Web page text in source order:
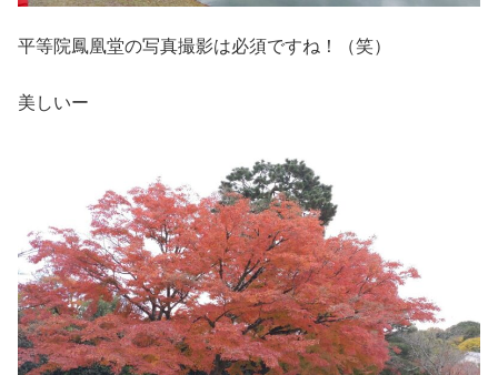
平等院鳳凰堂の写真撮影は必須ですね！（笑）
美しいー